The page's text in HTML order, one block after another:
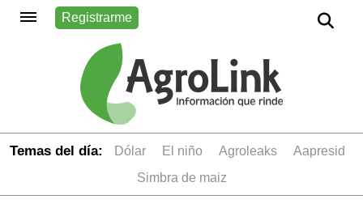
Registrarme
Temas del día: dólar el niño Agroleaks
aapresid
simbra de maiz